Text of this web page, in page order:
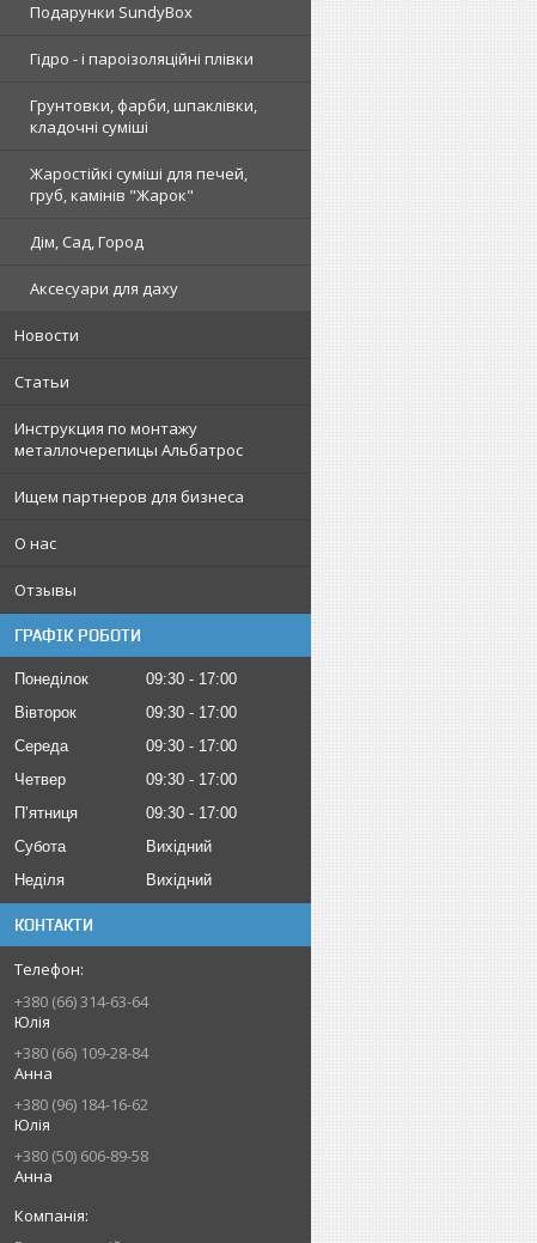
Подарунки SundyBox
Гідро - і пароізоляційні плівки
Грунтовки, фарби, шпаклівки,
кладочні суміші
Жаростійкі суміші для печей,
груб, камінів "Жарок"
Дім, Сад, Город
Аксесуари для даху
Новости
Статьи
Инструкция по монтажу
металлочерепицы Альбатрос
Ищем партнеров для бизнеса
О нас
Отзывы
ГРАФІК РОБОТИ
Понеділок 09:30
17:00
Вівторок
09:30
17:00
Середа
09:30
17:00
Четвер
09:30
17:00
Пʼятниця
09:30
17:00
Субота
Вихідний
Неділя
Вихідний
КОНТАКТИ
+380 (66) 314-63-64
Юлія
+380 (66) 109-28-84
Анна
+380 (96) 184-16-62
Юлія
+380 (50) 606-89-58
Анна